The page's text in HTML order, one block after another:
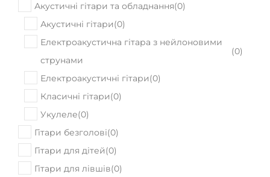
Акустичні гітари та обладнання(0)
Акустичні гітари(0)
Електроакустична гітара з нейлоновими
струнами
(0)
Електроакустичні гітари(0)
Класичні гітари(0)
Укулеле(0)
Гітари безголові(0)
Гітари для дітей(0)
Гітари для лівшів(0)